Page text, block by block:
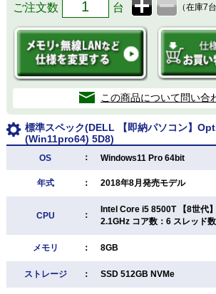
ご注文数 台 （在庫7台
この商品について問い合
標準スペック(DELL 【即納パソコン】
(Win11pro64) 5D8)
OS ： Windows11 Pro 64bit
年式 ： 2018年8月発売モデル
CPU ：
Intel Core i5 8500T 【8世代】
2.1GHz コア数：6 スレッド
メモリ ： 8GB
ストレージ ： SSD 512GB NVMe